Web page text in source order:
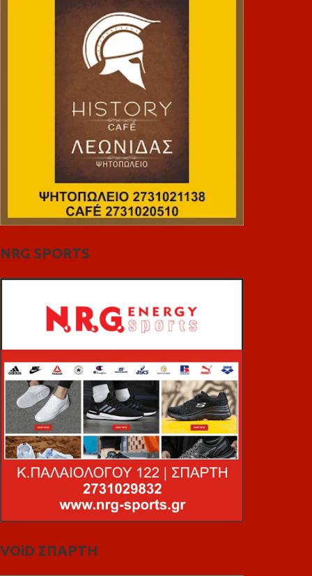
NRG SPORTS
VOiD ΣΠΑΡΤΗ